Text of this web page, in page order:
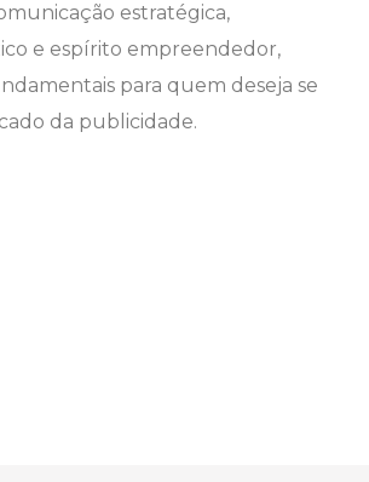
estratégica,
e espírito empreendedor,
para quem deseja se
da publicidade.
Psicopedagógico